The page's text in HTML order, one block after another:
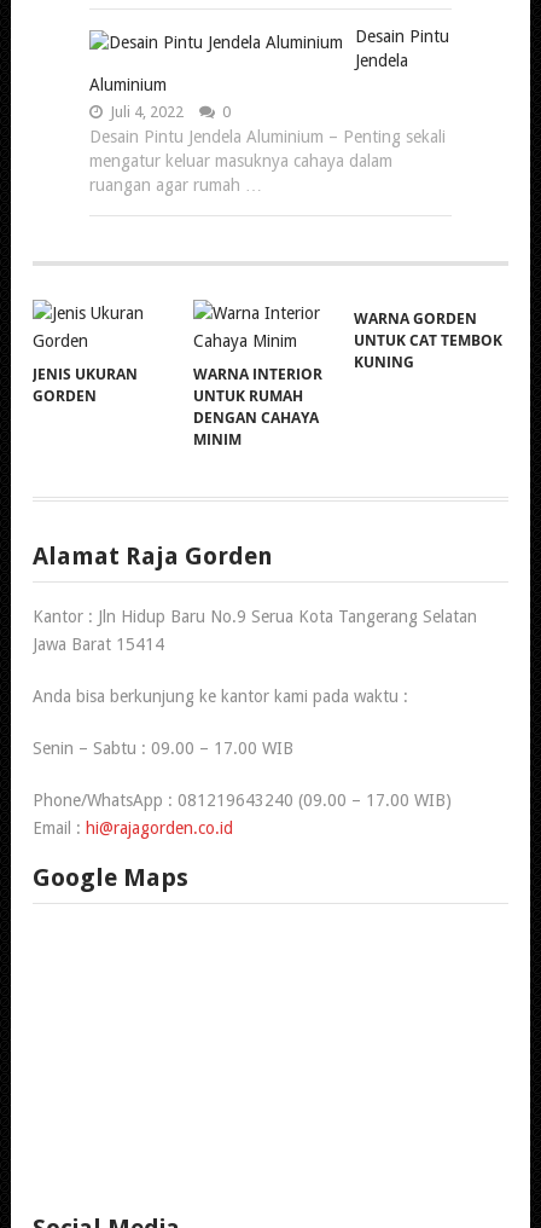
Desain Pintu
Jendela
Aluminium
Juli 4, 2022 0
Desain Pintu Jendela Aluminium – Penting sekali
mengatur keluar masuknya cahaya dalam
ruangan agar rumah …
JENIS UKURAN
GORDEN
WARNA INTERIOR
UNTUK RUMAH
DENGAN CAHAYA
MINIM
WARNA GORDEN
UNTUK CAT TEMBOK
KUNING
Alamat Raja Gorden
Kantor : Jln Hidup Baru No.9 Serua Kota Tangerang Selatan
Jawa Barat 15414
Anda bisa berkunjung ke kantor kami pada waktu :
Senin – Sabtu : 09.00 – 17.00 WIB
Phone/WhatsApp : 081219643240 (09.00 – 17.00 WIB)
Email : hi@rajagorden.co.id
Google Maps